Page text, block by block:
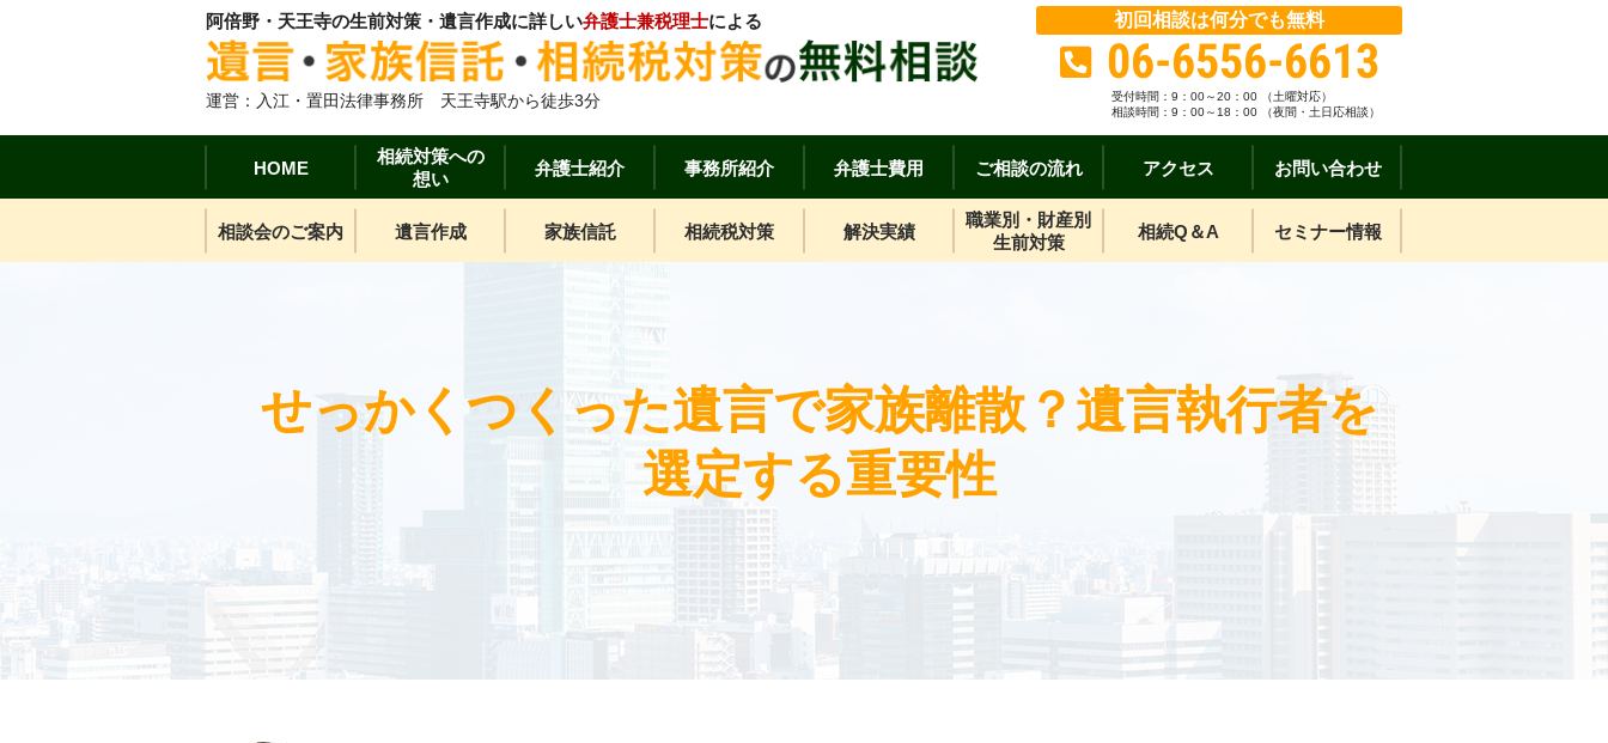
阿倍野・天王寺の生前対策・遺言作成に詳しい弁護士兼税理士による
運営：入江・置田法律事務所 天王寺駅から徒歩3分
初回相談は何分でも無料
06-6556-6613
受付時間： 9：00～20：00 （土曜対応）
相談時間：9：00～18：00 （夜間・土日応相談）
HOME
相続対策への
想い
弁護士紹介 事務所紹介 弁護士費用 ご相談の流れ アクセス お問い合わせ
相談会のご案内 遺言作成 家族信託 相続税対策 解決実績
職業別・財産別
生前対策
相続Q＆A セミナー情報
せっかくつくった遺言で家族離散？遺言執行者を
選定する重要性